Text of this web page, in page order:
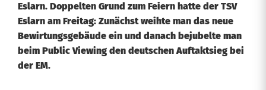
Eslarn. Doppelten Grund zum Feiern hatte der TSV
Eslarn am Freitag: Zunächst weihte man das neue
Bewirtungsgebäude ein und danach bejubelte man
beim Public Viewing den deutschen Auftaktsieg bei
der EM.